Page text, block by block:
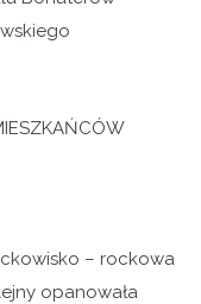
– rockowa
opanowała